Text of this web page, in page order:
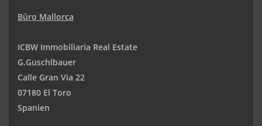
Büro Mallorca
ICBW Immobiliaria Real Estate
G.Guschlbauer
Calle Gran Via 22
07180 El Toro
Spanien